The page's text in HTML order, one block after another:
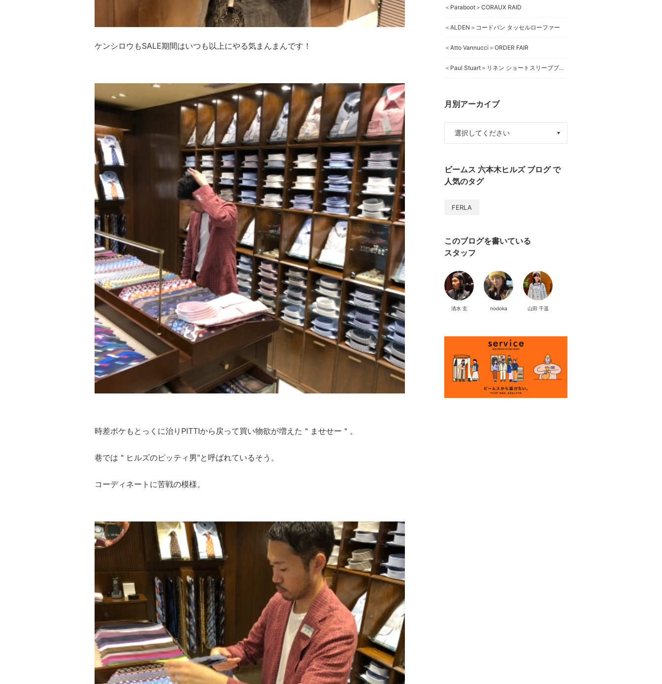
ケンシロウもSALE期間はいつも以上にやる気まんまんです！
時差ボケもとっくに治りPITTIから戻って買い物欲が増えた＂ませせー＂。
巷では＂ヒルズのピッティ男"と呼ばれているそう。
コーディネートに苦戦の模様。
＜Paraboot＞CORAUX RAID
＜ALDEN＞コードバン タッセルローファー
＜Atto Vannucci＞ORDER FAIR
＜Paul Stuart＞リネン ショートスリーブプルオーバーシャツ
月別アーカイブ
ビームス 六本木ヒルズ ブログ で
人気のタグ
FERLA
このブログを書いている
スタッフ
清水 玄 nodoka 山田 千遥